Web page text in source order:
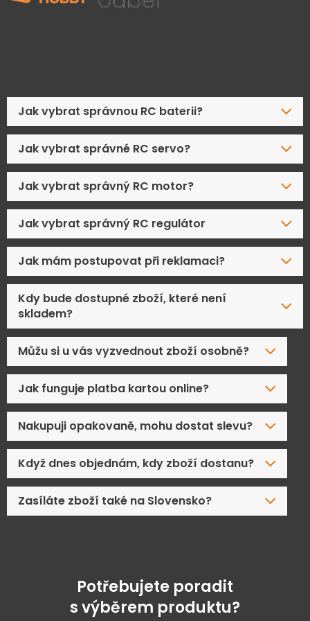
Jak vybrat správnou RC baterii?
Jak vybrat správné RC servo?
Jak vybrat správný RC motor?
Jak vybrat správný RC regulátor
Jak mám postupovat při reklamaci?
Kdy bude dostupné zboží, které není
skladem?
Můžu si u vás vyzvednout zboží osobně?
Jak funguje platba kartou online?
Nakupuji opakovaně, mohu dostat slevu?
Když dnes objednám, kdy zboží dostanu?
Zasíláte zboží také na Slovensko?
Potřebujete poradit
s výběrem produktu?